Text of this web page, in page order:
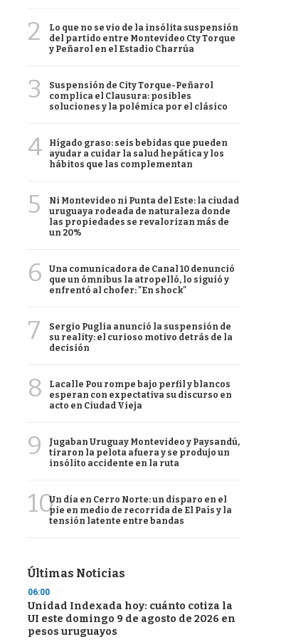
2
Lo que no se vio de la insólita suspensión
del partido entre Montevideo Cty Torque
y Peñarol en el Estadio Charrúa
3
Suspensión de City Torque-Peñarol
complica el Clausura: posibles
soluciones y la polémica por el clásico
4
Hígado graso: seis bebidas que pueden
ayudar a cuidar la salud hepática y los
hábitos que las complementan
5
Ni Montevideo ni Punta del Este: la ciudad
uruguaya rodeada de naturaleza donde
las propiedades se revalorizan más de
un 20%
6
Una comunicadora de Canal 10 denunció
que un ómnibus la atropelló, lo siguió y
enfrentó al chofer: "En shock"
7
Sergio Puglia anunció la suspensión de
su reality: el curioso motivo detrás de la
decisión
8
Lacalle Pou rompe bajo perfil y blancos
esperan con expectativa su discurso en
acto en Ciudad Vieja
9
Jugaban Uruguay Montevideo y Paysandú,
tiraron la pelota afuera y se produjo un
insólito accidente en la ruta
10Un día en Cerro Norte: un disparo en el
pie en medio de recorrida de El País y la
tensión latente entre bandas
Últimas Noticias
06:00
Unidad Indexada hoy: cuánto cotiza la
UI este domingo 9 de agosto de 2026 en
pesos uruguayos